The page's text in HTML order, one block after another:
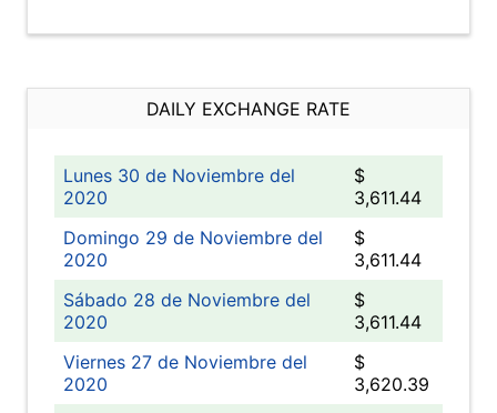
DAILY EXCHANGE RATE
Lunes 30 de Noviembre del
2020
$
3,611.44
Domingo 29 de Noviembre del
2020
$
3,611.44
Sábado 28 de Noviembre del
2020
$
3,611.44
Viernes 27 de Noviembre del
2020
$
3,620.39